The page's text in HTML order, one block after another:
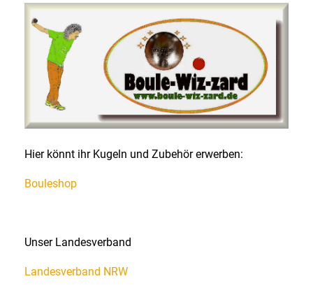
Hier könnt ihr Kugeln und Zubehör erwerben:
Bouleshop
Unser Landesverband
Landesverband NRW